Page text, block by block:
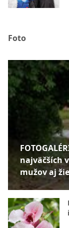
Foto
najväčších
mužov aj